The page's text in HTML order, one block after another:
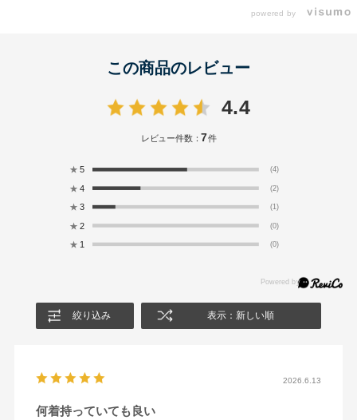
powered by
この商品のレビュー
4.4
レビュー件数：7件
★ 5 (4)
★ 4 (2)
★ 3 (1)
★ 2 (0)
★ 1 (0)
絞り込み 表示：新しい順
2026.6.13
何着持っていても良い